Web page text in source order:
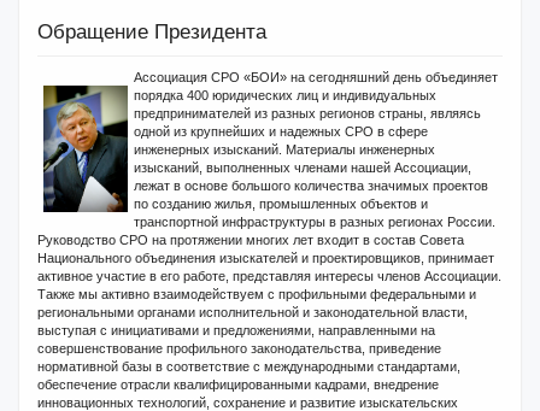
Обращение Президента
Ассоциация СРО «БОИ» на сегодняшний день объединяет
порядка 400 юридических лиц и индивидуальных
предпринимателей из разных регионов страны, являясь
одной из крупнейших и надежных СРО в сфере
инженерных изысканий. Материалы инженерных
изысканий, выполненных членами нашей Ассоциации,
лежат в основе большого количества значимых проектов
по созданию жилья, промышленных объектов и
транспортной инфраструктуры в разных регионах России.
Руководство СРО на протяжении многих лет входит в состав Совета
Национального объединения изыскателей и проектировщиков, принимает
активное участие в его работе, представляя интересы членов Ассоциации.
Также мы активно взаимодействуем с профильными федеральными и
региональными органами исполнительной и законодательной власти,
выступая с инициативами и предложениями, направленными на
совершенствование профильного законодательства, приведение
нормативной базы в соответствие с международными стандартами,
обеспечение отрасли квалифицированными кадрами, внедрение
инновационных технологий, сохранение и развитие изыскательских